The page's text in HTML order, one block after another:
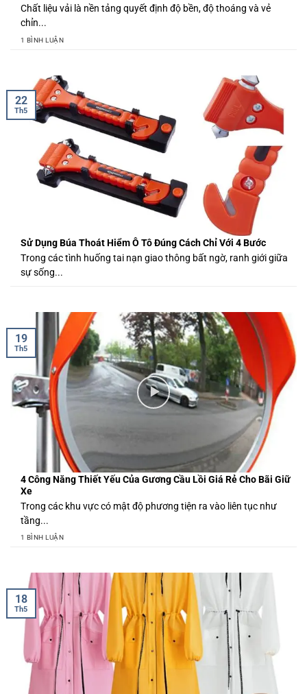
Chất liệu vải là nền tảng quyết định độ bền, độ thoáng và vẻ
chỉn...
1 BÌNH LUẬN
Sử Dụng Búa Thoát Hiểm Ô Tô Đúng Cách Chỉ Với 4 Bước
Trong các tình huống tai nạn giao thông bất ngờ, ranh giới giữa
sự sống...
22
Th5
4 Công Năng Thiết Yếu Của Gương Cầu Lồi Giá Rẻ Cho Bãi Giữ
Xe
Trong các khu vực có mật độ phương tiện ra vào liên tục như
tầng...
1 BÌNH LUẬN
19
Th5
18
Th5